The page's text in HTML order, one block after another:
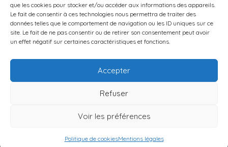
que les cookies pour stocker et/ou accéder aux informations des appareils.
Le fait de consentir à ces technologies nous permettra de traiter des
données telles que le comportement de navigation ou les ID uniques sur ce
site. Le fait de ne pas consentir ou de retirer son consentement peut avoir
un effet négatif sur certaines caractéristiques et fonctions.
Accepter
Refuser
Voir les préférences
Politique de cookiesMentions légales
DIOCÈSE DE GAP-EMBRUN
9 RUE CAPITAINE DE BRESSON •
TÉL : 04 92 40 02 75
Politique de cookies